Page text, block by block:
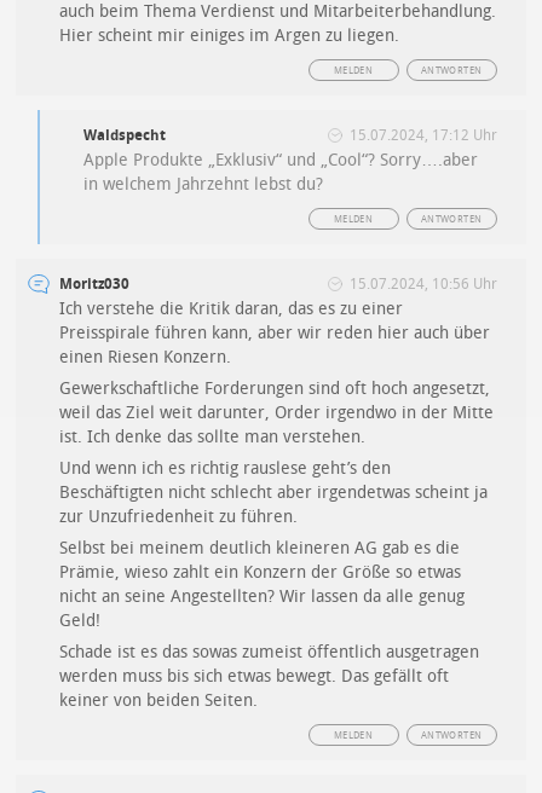
auch beim Thema Verdienst und Mitarbeiterbehandlung.
Hier scheint mir einiges im Argen zu liegen.
ANTWORTEN
MELDEN
Waldspecht 15.07.2024, 17:12 Uhr
Apple Produkte „Exklusiv“ und „Cool“? Sorry….aber
in welchem Jahrzehnt lebst du?
ANTWORTEN
MELDEN
Moritz030 15.07.2024, 10:56 Uhr
Ich verstehe die Kritik daran, das es zu einer
Preisspirale führen kann, aber wir reden hier auch über
einen Riesen Konzern.
Gewerkschaftliche Forderungen sind oft hoch angesetzt,
weil das Ziel weit darunter, Order irgendwo in der Mitte
ist. Ich denke das sollte man verstehen.
Und wenn ich es richtig rauslese geht’s den
Beschäftigten nicht schlecht aber irgendetwas scheint ja
zur Unzufriedenheit zu führen.
Selbst bei meinem deutlich kleineren AG gab es die
Prämie, wieso zahlt ein Konzern der Größe so etwas
nicht an seine Angestellten? Wir lassen da alle genug
Geld!
Schade ist es das sowas zumeist öffentlich ausgetragen
werden muss bis sich etwas bewegt. Das gefällt oft
keiner von beiden Seiten.
ANTWORTEN
MELDEN